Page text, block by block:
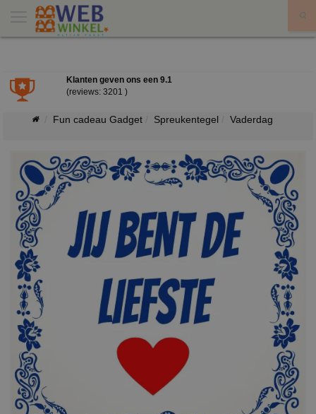
Klanten geven ons een 9.1
(reviews: 3201 )
Fun cadeau Gadget Spreukentegel Vaderdag